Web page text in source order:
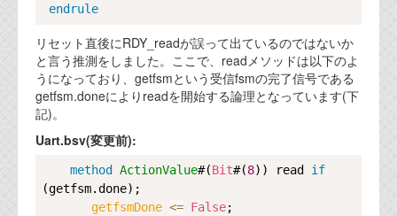
endrule
リセット直後にRDY_readが誤って出ているのではないか
と言う推測をしました。ここで、readメソッドは以下のよ
うになっており、getfsmという受信fsmの完了信号である
getfsm.doneによりreadを開始する論理となっています(下
記)。
Uart.bsv(変更前):
method ActionValue#(Bit#(8)) read if
(getfsm.done);
getfsmDone <= False;